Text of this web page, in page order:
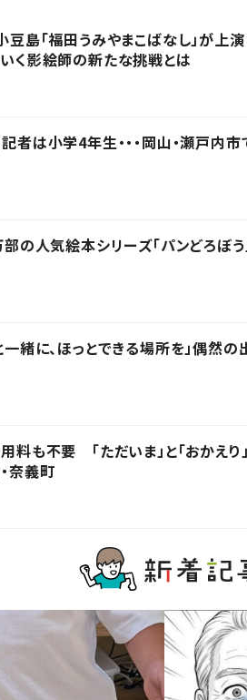
豆島「福田うみやまこばなし」が
く影絵師の新たな挑戦とは
者は小学4年生・・・岡山・瀬戸内
の人気絵本シリーズ「パンどろぼ
一緒に、ほっとできる場所を」偶然
料も不要 「ただいま」と「おかえ
奈義町